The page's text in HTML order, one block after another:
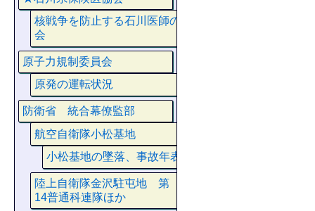
核戦争を防止する石川医師の
会
原子力規制委員会
原発の運転状況
防衛省 統合幕僚監部
航空自衛隊小松基地
小松基地の墜落、事故年表
陸上自衛隊金沢駐屯地 第
14普通科連隊ほか